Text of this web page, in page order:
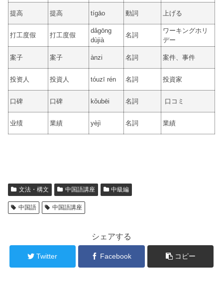
提高 提高 tígāo 動詞 上げる
打工度假 打工度假
dǎgōng
dùjià
名詞
ワーキングホリ
デー
案子 案子 ànzi 名詞 案件、事件
投资人 投資人 tóuzī rén 名詞 投資家
口碑 口碑 kǒubēi 名詞 口コミ
业绩 業績 yèjì 名詞 業績
文法・構文 中国語講座 中級編
中国語 中国語講座
シェアする
Twitter Facebook コピー